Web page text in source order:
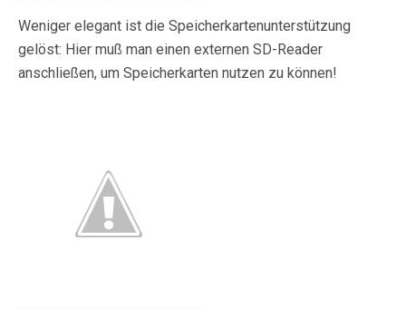
Weniger elegant ist die Speicherkartenunterstützung
gelöst: Hier muß man einen externen SD-Reader
anschließen, um Speicherkarten nutzen zu können!